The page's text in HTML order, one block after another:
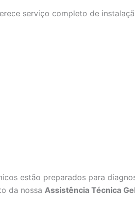
serviço completo de
estão preparados para
da nossa Assistência Técnica